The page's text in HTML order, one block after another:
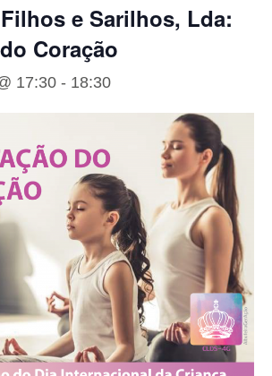
e Sarilhos, Lda:
Coração
17:30 - 18:30